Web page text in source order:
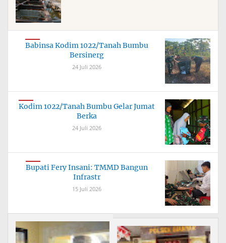
Babinsa Kodim 1022/Tanah Bumbu
Bersinerg
24 Juli 2026
Kodim 1022/Tanah Bumbu Gelar Jumat
Berka
24 Juli 2026
Bupati Fery Insani: TMMD Bangun
Infrastr
15 Juli 2026